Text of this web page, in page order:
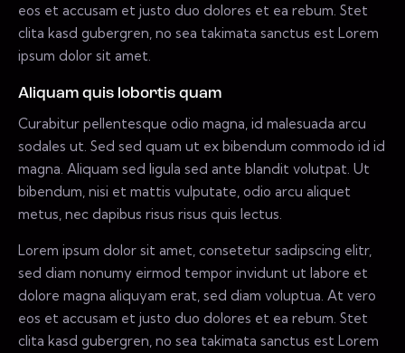
eos et accusam et justo duo dolores et ea rebum. Stet
clita kasd gubergren, no sea takimata sanctus est Lorem
ipsum dolor sit amet.
Aliquam quis lobortis quam
Curabitur pellentesque odio magna, id malesuada arcu
sodales ut. Sed sed quam ut ex bibendum commodo id id
magna. Aliquam sed ligula sed ante blandit volutpat. Ut
bibendum, nisi et mattis vulputate, odio arcu aliquet
metus, nec dapibus risus risus quis lectus.
Lorem ipsum dolor sit amet, consetetur sadipscing elitr,
sed diam nonumy eirmod tempor invidunt ut labore et
dolore magna aliquyam erat, sed diam voluptua. At vero
eos et accusam et justo duo dolores et ea rebum. Stet
clita kasd gubergren, no sea takimata sanctus est Lorem